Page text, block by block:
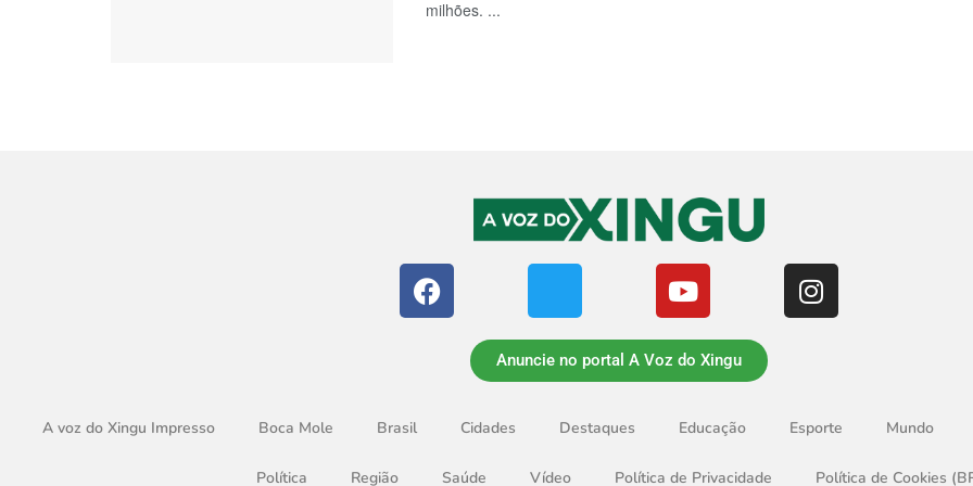
milhões. ...
Anuncie no portal A Voz do Xingu
A voz do Xingu Impresso Boca Mole Brasil Cidades Destaques Educação Esporte Mundo
Política Região Saúde Vídeo Política de Privacidade Política de Cookies